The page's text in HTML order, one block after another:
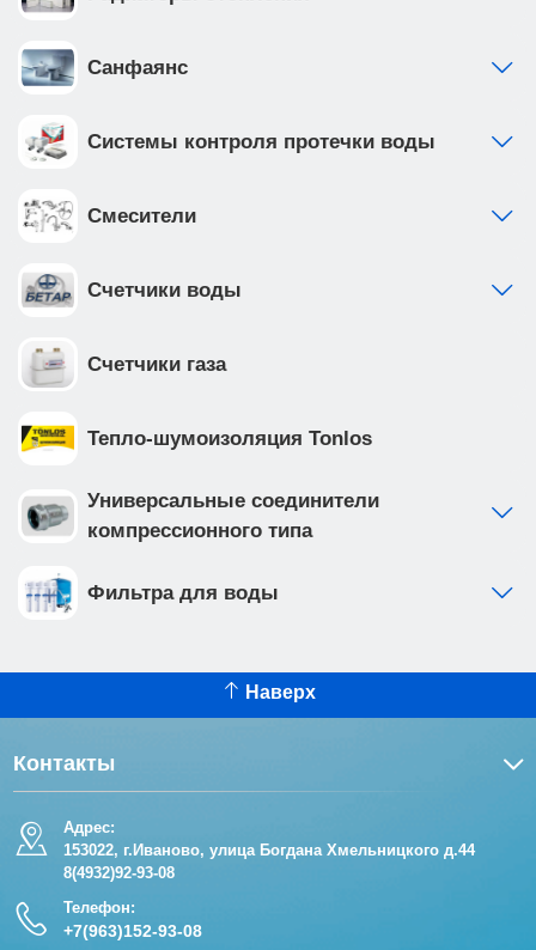
Санфаянс
Системы контроля протечки воды
Смесители
Счетчики воды
Счетчики газа
Тепло-шумоизоляция Tonlos
Универсальные соединители
компрессионного типа
Фильтра для воды
Наверх
Контакты
Адрес:
153022, г.Иваново, улица Богдана Хмельницкого д.44
8(4932)92-93-08
Телефон:
+7(963)152-93-08